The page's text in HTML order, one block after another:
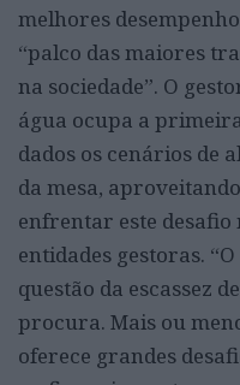
melhores
“palco das maiores
na sociedade”. O
água ocupa a
dados os cenários de
da mesa,
enfrentar este desafio
entidades gestoras.
questão da escassez
procura. Mais ou
oferece grandes